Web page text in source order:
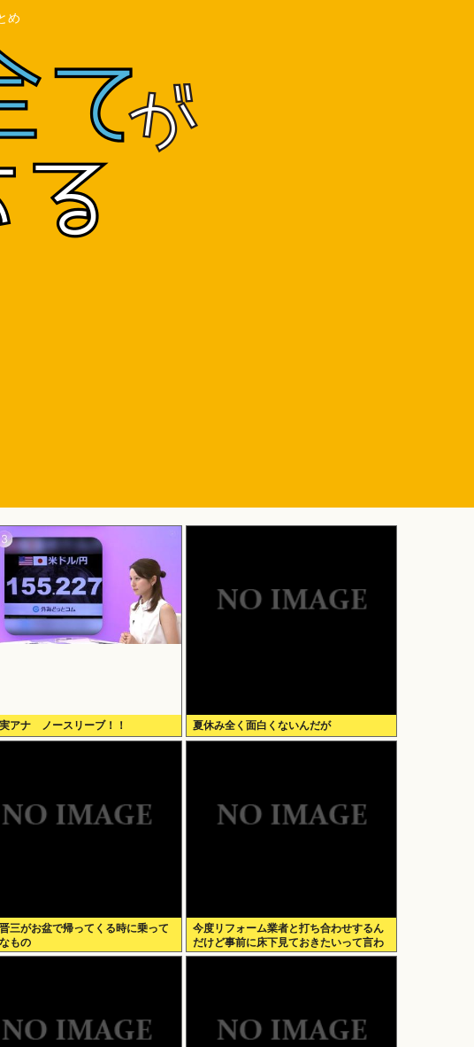
め
アナ ノースリーブ！！ 夏休み全く面白くないんだが
三がお盆で帰ってくる時に乗って
もの
今度リフォーム業者と打ち合わせするん
だけど事前に床下見ておきたいって言わ
れたんだけどそういうものなの？